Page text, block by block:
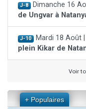
J-8 Dimanche 16
de Ungvar à
J-10 Mardi 18 Août |
plein Kikar de
Voir
+ Populaires